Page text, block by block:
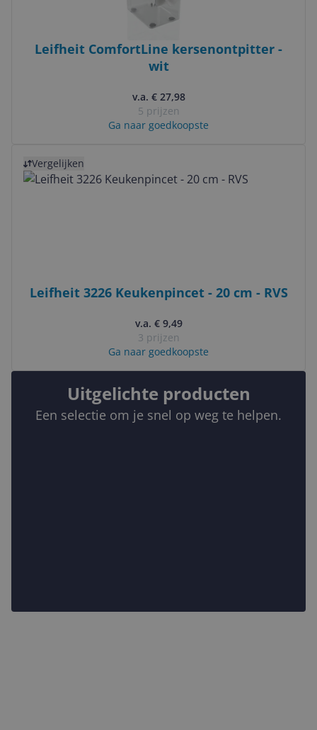
Leifheit ComfortLine kersenontpitter -
wit
v.a. € 27,98
5 prijzen
Ga naar goedkoopste
Vergelijken
Leifheit 3226 Keukenpincet - 20 cm - RVS
v.a. € 9,49
3 prijzen
Ga naar goedkoopste
Uitgelichte producten
Een selectie om je snel op weg te helpen.